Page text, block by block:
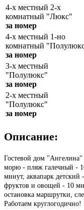
4-х местный 2-х
комнатный "Люкс"
за номер
4-х местный 1-но
комнатный
за номер
3-х местный
"Полулюкс"
за номер
2-х местный
"Полулюкс"
за номер
Описание:
Гостевой дом
морю - пляж галечный -
минут, аквапарк
фруктов и овощей - 10
остановка маршрутки,
Работаем круглогодично!